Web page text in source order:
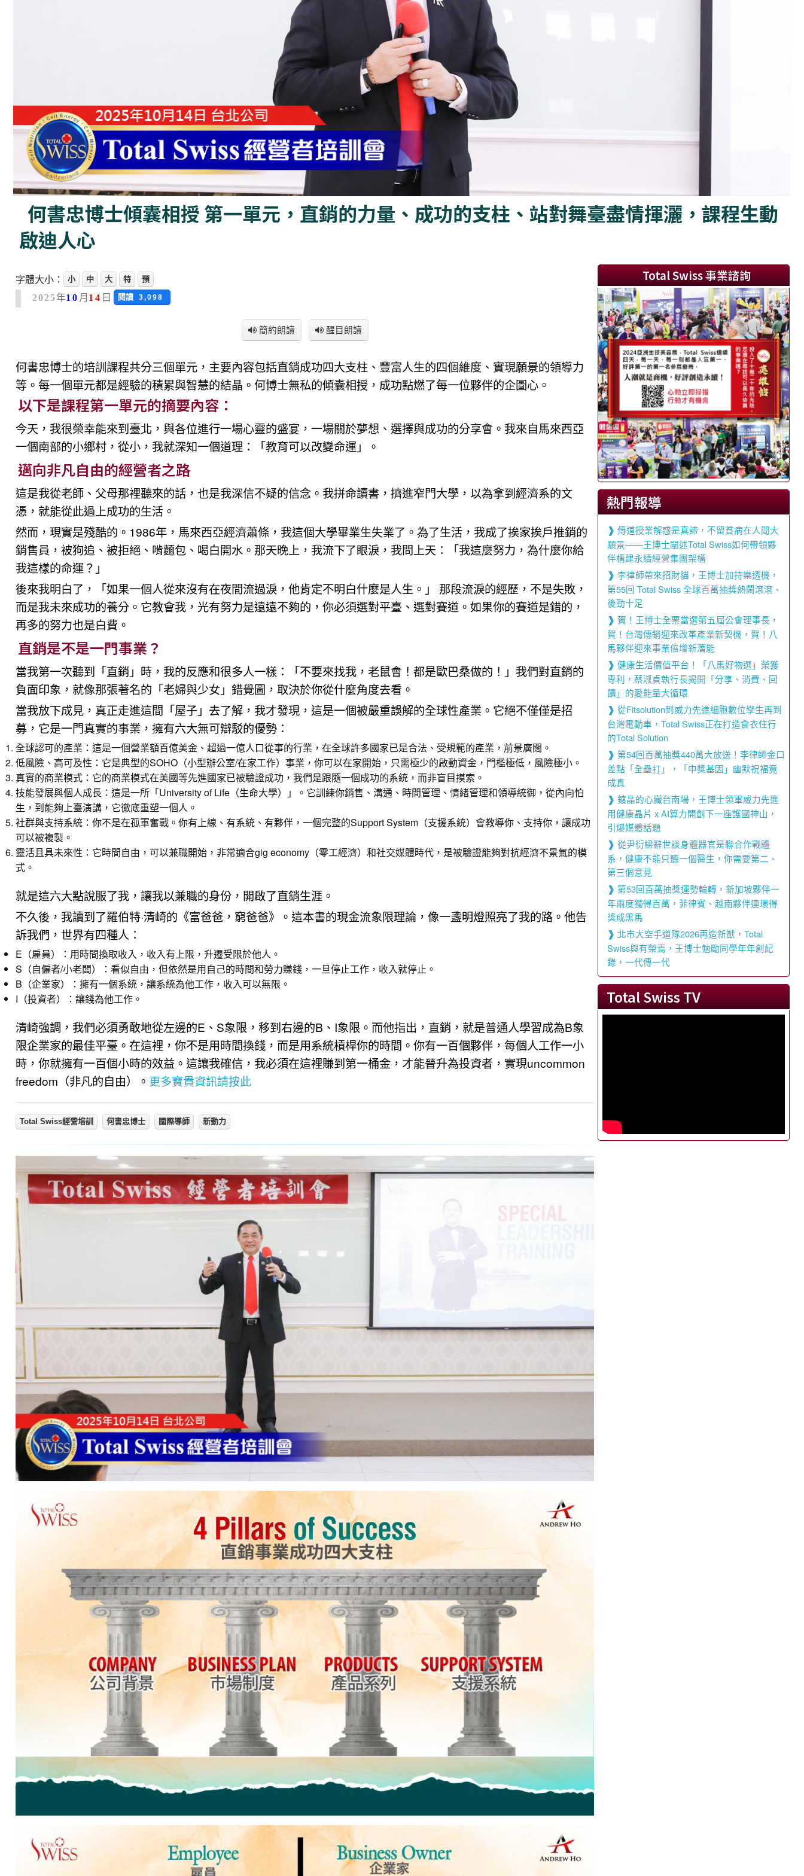
何書忠博士傾囊相授 第一單元，直銷的力量、成功的支柱、站對舞臺盡情揮灑，課程生動
啟迪人心
字體大小： 小 中 大 特 預
2025年10 月 14 日 閱讀 3,098
簡約朗讀 醒目朗讀
何書忠博士的培訓課程共分三個單元，主要內容包括直銷成功四大支柱、豐富人生的四個維度、實現願景的領導力
等。每一個單元都是經驗的積累與智慧的結晶。何博士無私的傾囊相授，成功點燃了每一位夥伴的企圖心。
以下是課程第一單元的摘要內容：
今天，我很榮幸能來到臺北，與各位進行一場心靈的盛宴，一場關於夢想、選擇與成功的分享會。我來自馬來西亞
一個南部的小鄉村，從小，我就深知一個道理：「教育可以改變命運」。
邁向非凡自由的經營者之路
這是我從老師、父母那裡聽來的話，也是我深信不疑的信念。我拼命讀書，擠進窄門大學，以為拿到經濟系的文
憑，就能從此過上成功的生活。
然而，現實是殘酷的。1986年，馬來西亞經濟蕭條，我這個大學畢業生失業了。為了生活，我成了挨家挨戶推銷的
銷售員，被狗追、被拒絕、啃麵包、喝白開水。那天晚上，我流下了眼淚，我問上天：「我這麼努力，為什麼你給
我這樣的命運？」
後來我明白了，「如果一個人從來沒有在夜間流過淚，他肯定不明白什麼是人生。」 那段流淚的經歷，不是失敗，
而是我未來成功的養分。它教會我，光有努力是遠遠不夠的，你必須選對平臺、選對賽道。如果你的賽道是錯的，
再多的努力也是白費。
直銷是不是一門事業？
當我第一次聽到「直銷」時，我的反應和很多人一樣：「不要來找我，老鼠會！都是歐巴桑做的！」我們對直銷的
負面印象，就像那張著名的「老婦與少女」錯覺圖，取決於你從什麼角度去看。
當我放下成見，真正走進這間「屋子」去了解，我才發現，這是一個被嚴重誤解的全球性產業。它絕不僅僅是招
募，它是一門真實的事業，擁有六大無可辯駁的優勢：
全球認可的產業：這是一個營業額百億美金、超過一億人口從事的行業，在全球許多國家已是合法、受規範的產業，前景廣闊。
低風險、高可及性：它是典型的SOHO（小型辦公室/在家工作）事業，你可以在家開始，只需極少的啟動資金，門檻極低，風險極小。
真實的商業模式：它的商業模式在美國等先進國家已被驗證成功，我們是跟隨一個成功的系統，而非盲目摸索。
技能發展與個人成長：這是一所「University of Life（生命大學）」。它訓練你銷售、溝通、時間管理、情緒管理和領導統御，從內向怕
生，到能夠上臺演講，它徹底重塑一個人。
社群與支持系統：你不是在孤軍奮戰。你有上線、有系統、有夥伴，一個完整的Support System（支援系統）會教導你、支持你，讓成功
可以被複製。
靈活且具未來性：它時間自由，可以兼職開始，非常適合gig economy（零工經濟）和社交媒體時代，是被驗證能夠對抗經濟不景氣的模
式。
就是這六大點說服了我，讓我以兼職的身份，開啟了直銷生涯。
不久後，我讀到了羅伯特·清崎的《富爸爸，窮爸爸》。這本書的現金流象限理論，像一盞明燈照亮了我的路。他告
訴我們，世界有四種人：
E（雇員）：用時間換取收入，收入有上限，升遷受限於他人。
S（自僱者/小老闆）：看似自由，但依然是用自己的時間和勞力賺錢，一旦停止工作，收入就停止。
B（企業家）：擁有一個系統，讓系統為他工作，收入可以無限。
I（投資者）：讓錢為他工作。
清崎強調，我們必須勇敢地從左邊的E、S象限，移到右邊的B、I象限。而他指出，直銷，就是普通人學習成為B象
限企業家的最佳平臺。在這裡，你不是用時間換錢，而是用系統槓桿你的時間。你有一百個夥伴，每個人工作一小
時，你就擁有一百個小時的效益。這讓我確信，我必須在這裡賺到第一桶金，才能晉升為投資者，實現uncommon
freedom（非凡的自由）。 更多寶貴資訊請按此
Total Swiss經營培訓 何書忠博士 國際導師 新動力
Total Swiss 事業諮詢
熱門報導
傳道授業解惑是真諦，不留貧病在人間大
願景——王博士闡述Total Swiss如何帶領夥
伴構建永續經營集團架構
李律師帶來招財貓，王博士加持樂透機，
第55回 Total Swiss 全球百萬抽獎熱鬧滾滾、
後勁十足
賀！王博士全票當選第五屆公會理事長，
賀！台灣傳銷迎來改革產業新契機，賀！八
馬夥伴迎來事業倍增新潛能
健康生活價值平台！「八馬好物選」榮獲
專利，蔡淑貞執行長揭開「分享、消費、回
饋」的愛能量大循環
從Fitsolution到威力先進細胞數位孿生再到
台灣電動車，Total Swiss正在打造食衣住行
的Total Solution
第54回百萬抽獎440萬大放送！李律師金口
差點「全壘打」，「中獎基因」幽默祝福竟
成真
鍍晶的心臟台南場，王博士領軍威力先進
用健康晶片 x AI算力開創下一座護國神山，
引爆媒體話題
從尹衍樑辭世談身體器官是聯合作戰體
系，健康不能只聽一個醫生，你需要第二、
第三個意見
第53回百萬抽獎運勢輪轉，新加坡夥伴一
年兩度獨得百萬，菲律賓、越南夥伴連環得
獎成黑馬
北市大空手道隊2026再造新猷，Total
Swiss與有榮焉，王博士勉勵同學年年創紀
錄，一代傳一代
Total Swiss TV